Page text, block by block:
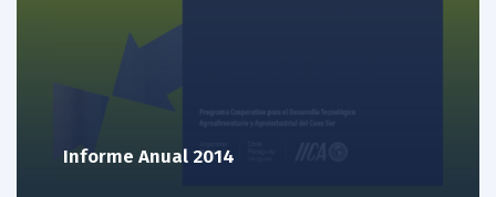
Informe Anual 2014